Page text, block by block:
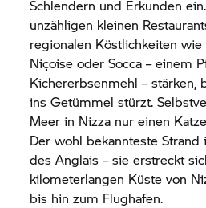
Schlendern und Erkunden
unzähligen kleinen
regionalen Köstlichkeiten wie
Niçoise oder Socca – einem
Kichererbsenmehl – stärken,
ins Getümmel stürzt.
Meer in Nizza nur einen
Der wohl bekannteste
des Anglais – sie erstreckt
kilometerlangen Küste von
bis hin zum Flughafen.